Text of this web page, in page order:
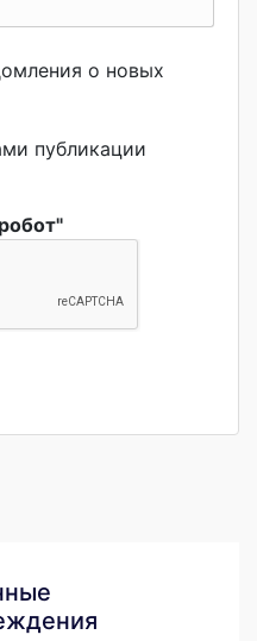
о новых
публикации